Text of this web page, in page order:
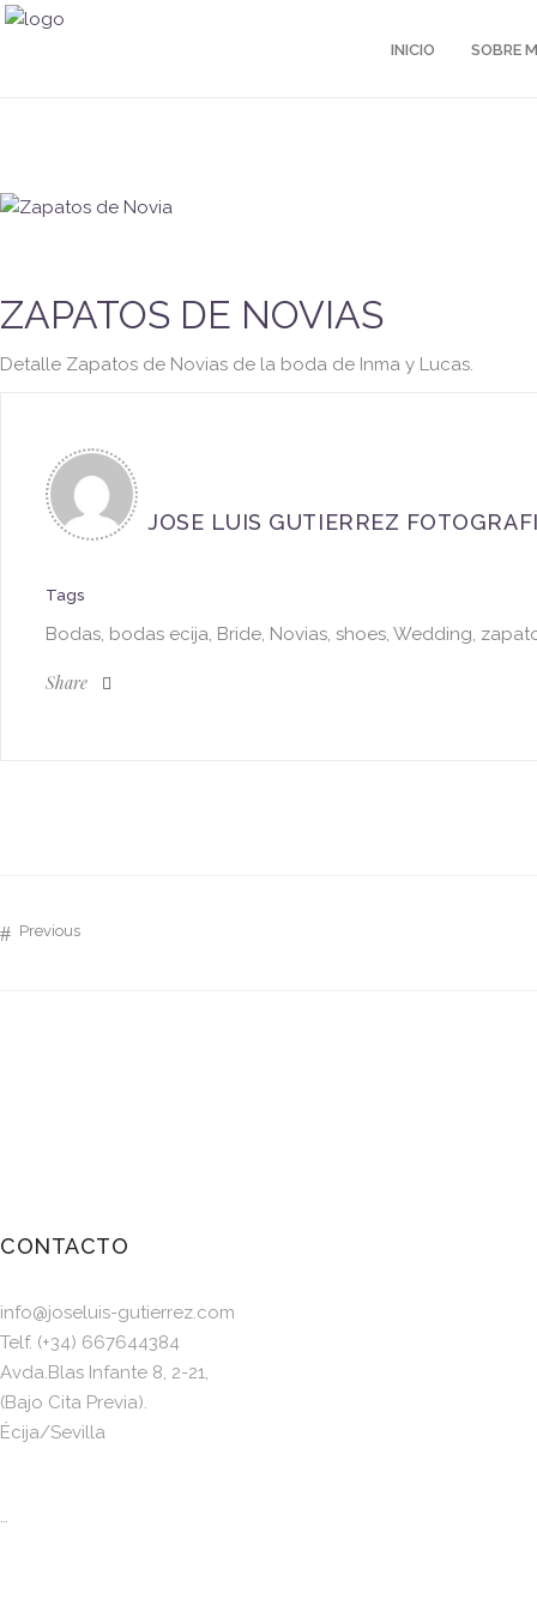
INICIO SOBRE
ZAPATOS DE NOVIAS
Detalle Zapatos de Novias de la boda de Inma y Lucas.
JOSE LUIS GUTIERREZ
Tags
Bodas, bodas ecija, Bride, Novias, shoes, Wedding,
Share
Previous
CONTACTO
info@joseluis-gutierrez.com
Telf. (+34) 667644384
Avda.Blas Infante 8, 2-21,
(Bajo Cita Previa).
Écija/Sevilla
…